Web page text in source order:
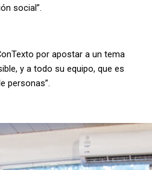
social”.
por apostar a un tema
y a todo su equipo, que es
personas”.